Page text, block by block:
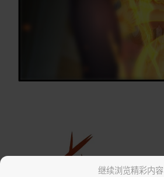
继续浏览精彩内容